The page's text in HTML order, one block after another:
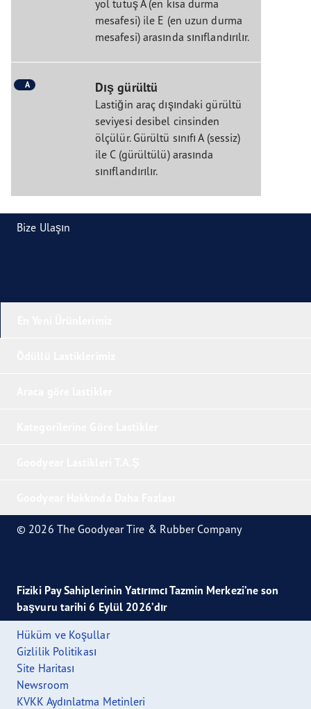
yol tutuş A (en kısa durma
mesafesi) ile E (en uzun durma
mesafesi) arasında sınıflandırılır.
A Dış gürültü
Lastiğin araç dışındaki gürültü
seviyesi desibel cinsinden
ölçülür. Gürültü sınıfı A (sessiz)
ile C (gürültülü) arasında
sınıflandırılır.
Bize Ulaşın
© 2026 The Goodyear Tire & Rubber Company
Fiziki Pay Sahiplerinin Yatırımcı Tazmin Merkezi’ne son
başvuru tarihi 6 Eylül 2026’dır
Hüküm ve Koşullar
Gizlilik Politikası
Site Haritası
Newsroom
KVKK Aydınlatma Metinleri